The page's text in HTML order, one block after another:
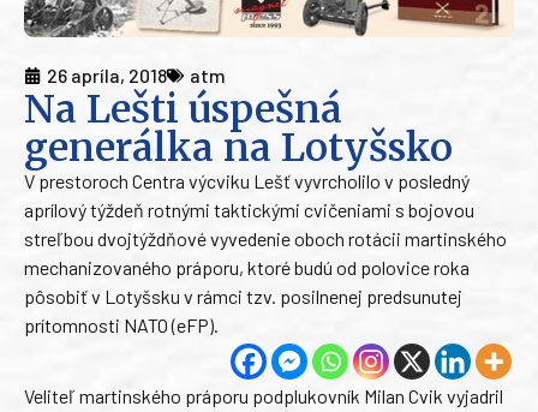
26 apríla, 2018 atm
Na Lešti úspešná
generálka na Lotyšsko
V prestoroch Centra výcviku Lešť vyvrcholilo v posledný
aprílový týždeň rotnými taktickými cvičeniami s bojovou
streľbou dvojtýždňové vyvedenie oboch rotácii martinského
mechanizovaného práporu, ktoré budú od polovice roka
pôsobiť v Lotyšsku v rámci tzv. posilnenej predsunutej
prítomnosti NATO (eFP).
Veliteľ martinského práporu podplukovník Milan Cvik vyjadril